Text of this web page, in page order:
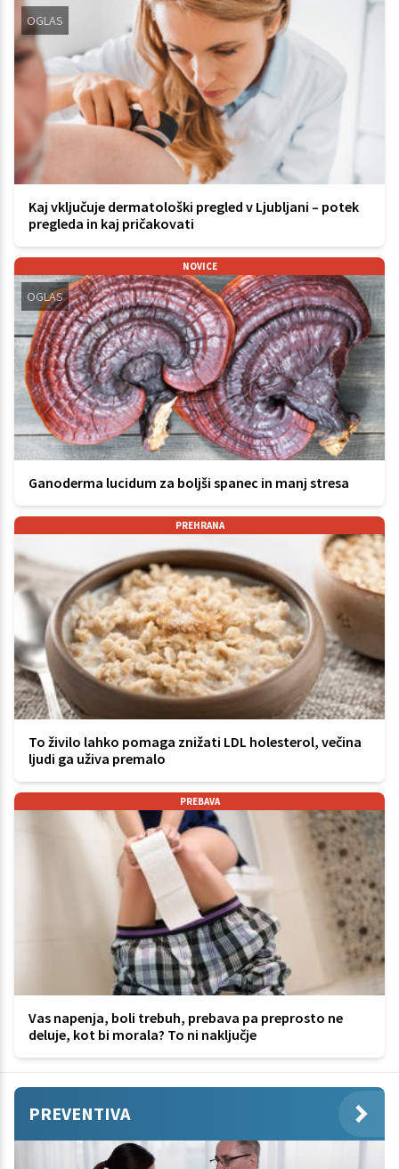
OGLAS
Kaj vključuje dermatološki pregled v Ljubljani – potek
pregleda in kaj pričakovati
NOVICE
OGLAS
Ganoderma lucidum za boljši spanec in manj stresa
PREHRANA
To živilo lahko pomaga znižati LDL holesterol, večina
ljudi ga uživa premalo
PREBAVA
Vas napenja, boli trebuh, prebava pa preprosto ne
deluje, kot bi morala? To ni naključje
PREVENTIVA